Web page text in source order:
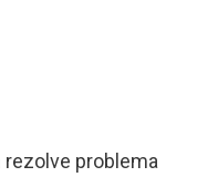
problema